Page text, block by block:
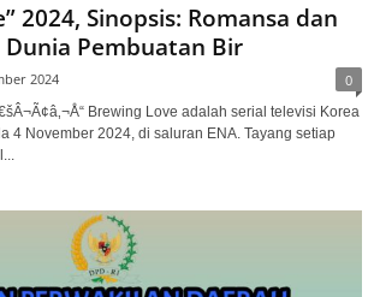
2024, Sinopsis: Romansa dan
Pembuatan Bir
2024 0
Brewing Love adalah serial televisi Korea
4 November 2024, di saluran ENA. Tayang setiap